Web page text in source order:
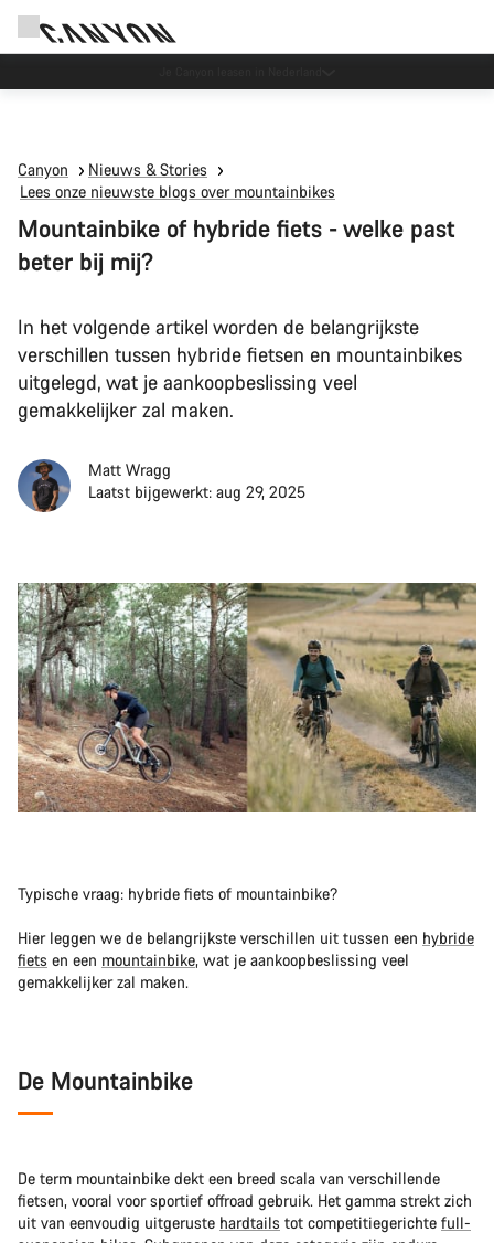
Canyon
Nieuws & Stories
Lees onze nieuwste blogs over mountainbikes
Mountainbike of hybride fiets - welke past
beter bij mij?
In het volgende artikel worden de belangrijkste
verschillen tussen hybride fietsen en mountainbikes
uitgelegd, wat je aankoopbeslissing veel
gemakkelijker zal maken.
Matt Wragg
Laatst bijgewerkt: aug 29, 2025
Typische vraag: hybride fiets of mountainbike?
Hier leggen we de belangrijkste verschillen uit tussen een hybride
fiets en een mountainbike, wat je aankoopbeslissing veel
gemakkelijker zal maken.
De Mountainbike
De term mountainbike dekt een breed scala van verschillende
fietsen, vooral voor sportief offroad gebruik. Het gamma strekt zich
uit van eenvoudig uitgeruste hardtails tot competitiegerichte full-